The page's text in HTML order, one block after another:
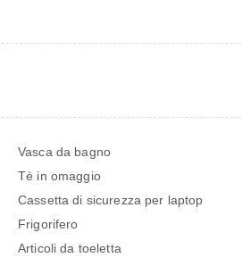
Vasca da bagno
Tè in omaggio
Cassetta di sicurezza per laptop
Frigorifero
Articoli da toeletta